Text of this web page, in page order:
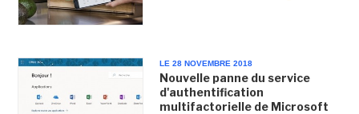
LE 28 NOVEMBRE 2018
Nouvelle panne du service
d'authentification
multifactorielle de Microsoft